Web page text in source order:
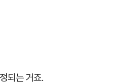
되는 거죠.